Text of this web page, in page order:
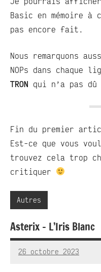
Basic en mémoire à
pas encore fait.
Nous remarquons
NOPs dans chaque
TRON qui n’a pas
Fin du premier
Est-ce que vous
trouvez cela trop
critiquer
Autres
Asterix – L’Iris Blanc
26 octobre 2023
RedBug
1